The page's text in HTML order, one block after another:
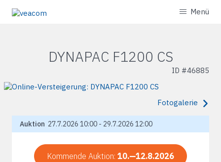
Menü
DYNAPAC F1200 CS
ID #46885
Fotogalerie
Auktion 27.7.2026 10:00 - 29.7.2026 12:00
Kommende Auktion: 10.—12.8.2026